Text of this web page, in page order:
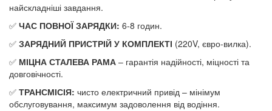
найскладніші завдання.
✅ ЧАС ПОВНОЇ ЗАРЯДКИ: 6-8 годин.
✅ ЗАРЯДНИЙ ПРИСТРІЙ У КОМПЛЕКТІ (220V, євро-вилка).
✅ МІЦНА СТАЛЕВА РАМА – гарантія надійності, міцності та
довговічності.
✅ ТРАНСМІСІЯ: чисто електричний привід – мінімум
обслуговування, максимум задоволення від водіння.